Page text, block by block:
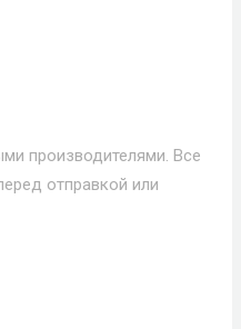
производителями. Все
отправкой или